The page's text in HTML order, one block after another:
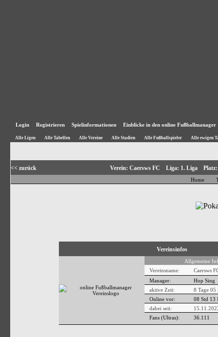
Login Registrieren Spielinformationen Einblicke in den online Fußballmanager
Alle Ligen Alle Tabellen Alle Vereine Alle Stadien Alle Fußballspieler Alle ewigen
<< zurück Verein: Caersws FC Liga: 1. Liga
Home
Vereinsinfos
Allgemeine
Vereinsname:
Caersws
Manager:
Hop Sing
aktive Zeit:
8 Tage 05
Online vor:
08 Std 13
dabei seit:
Fans (Ultras):
36.111